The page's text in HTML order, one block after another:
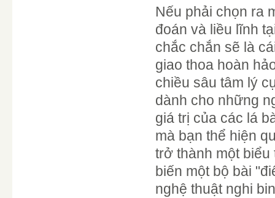
Nếu phải chọn ra
đoán và liều lĩnh
chắc chắn sẽ là
giao thoa hoàn
chiều sâu tâm lý
dành cho những
giá trị của các lá
mà bạn thể hiện
trở thành một
biến một bộ bài
nghệ thuật nghi